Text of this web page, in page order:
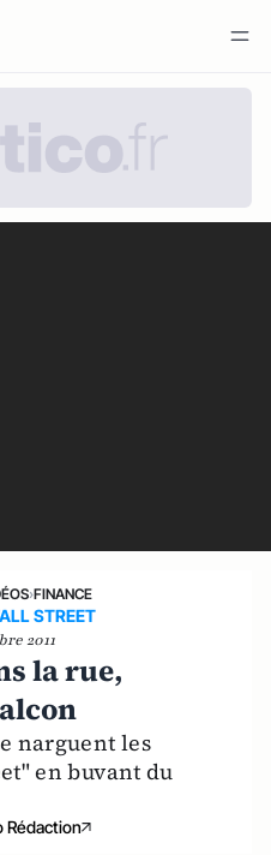
›FINANCE
STREET
2011
la rue,
narguent les
en buvant du
Rédaction